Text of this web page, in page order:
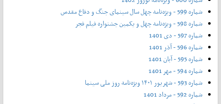
شماره 599 - ویژه‌نامه چهل سال سینمای جنگ و دفاع مقدس
شماره 598 - ویژه‌نامه چهل و یکمین جشنواره فیلم فجر
شماره 597 - دی 1401
شماره 596 - آذر 1401
شماره 595 - آبان 1401
شماره 594 - مهر 1401
شماره 593 - شهریور ۱۴۰۱ ویژه‌نامه روز ملی سینما
شماره 592 - مرداد 1401